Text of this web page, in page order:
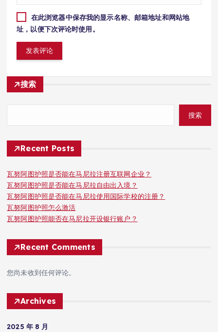
在此浏览器中保存我的显示名称、邮箱地址和网站地
址，以便下次评论时使用。
搜索
搜索
Recent Posts
瓦努阿图护照是否能在马尼拉注册互联网企业？
瓦努阿图护照是否能在马尼拉自由出入境？
瓦努阿图护照是否能在马尼拉使用国际学校的注册？
瓦努阿图护照怎么激活
瓦努阿图护照能否在马尼拉开设银行账户？
Recent Comments
您尚未收到任何评论。
Archives
2025 年 8 月